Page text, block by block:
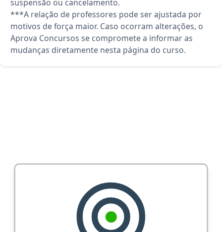
suspensão ou cancelamento.
***A relação de professores pode ser ajustada por
motivos de força maior. Caso ocorram alterações, o
Aprova Concursos se compromete a informar as
mudanças diretamente nesta página do curso.